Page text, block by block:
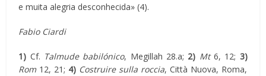
e muita alegria desconhecida» (4).
Fabio Ciardi
1) Cf. Talmude babilónico, Megillah 28.a; 2) Mt6, 12; 3)
Rom12, 21; 4) Costruire sulla roccia, Città Nuova, Roma,